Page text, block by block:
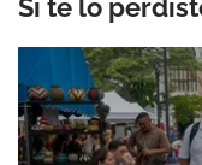
Si te lo